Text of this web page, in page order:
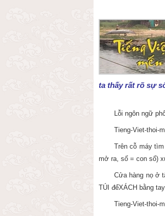
ta thấy rất rõ sự
Lỗi ngôn ngữ
Tieng-Viet-thoi-
Trên cỗ máy
mở ra, số = con số)
Cửa hàng nọ ở
TÚI đểXÁCH bằng
Tieng-Viet-thoi-